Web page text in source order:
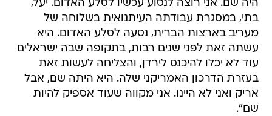
היה שם. אני רוצה לנסוע עכשיו לסלע האדום. יעל,
בתי, במסגרת עבודתה העיתנואית בשלוחה של
מעריב בארצות הברית, נסעה לסלע האדום. היא
עשתה זאת לפני שנים רבות, בתקופה שבה ישראלים
עוד לא יכלו להיכנס לירדן, והצליחה לעשות זאת
בעזרת הדרכון האמריקני שלה. היא היתה שם, אבל
אריק ואני לא היינו. אני מקווה שעוד אספיק להיות
שם".